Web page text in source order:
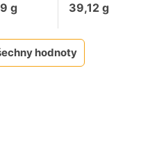
g
39,12g
hodnoty